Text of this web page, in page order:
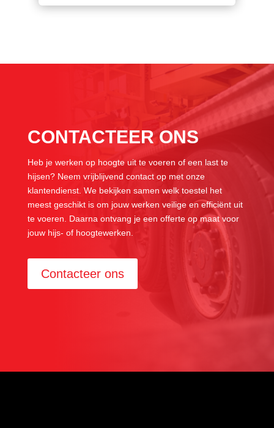
CONTACTEER ONS
Heb je werken op hoogte uit te voeren of een last te
hijsen? Neem vrijblijvend contact op met onze
klantendienst. We bekijken samen welk toestel het
meest geschikt is om jouw werken veilige en efficiënt uit
te voeren. Daarna ontvang je een offerte op maat voor
jouw hijs- of hoogtewerken.
Contacteer ons